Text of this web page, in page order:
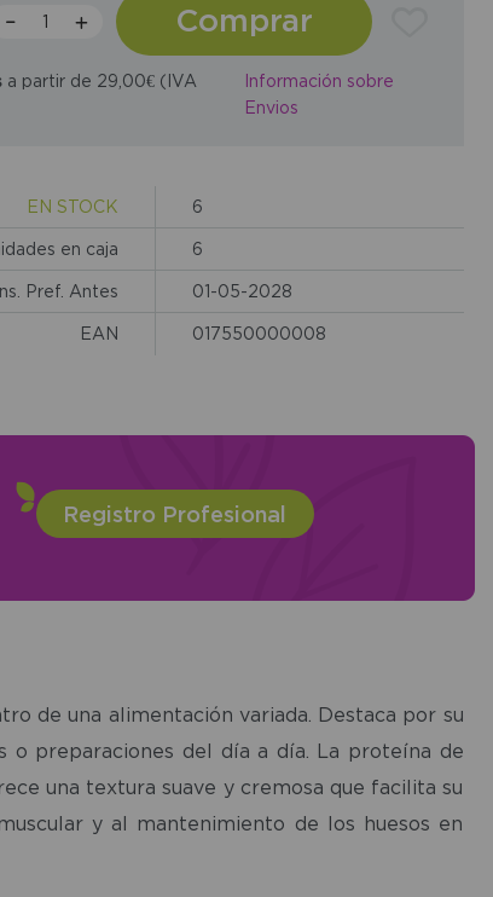
Comprar
a partir de 29,00€ (IVA
Información sobre
Envios
EN STOCK 6
en caja 6
Pref. Antes 01-05-2028
EAN 017550000008
Registro Profesional
de una alimentación variada. Destaca por su
o preparaciones del día a día. La proteína de
una textura suave y cremosa que facilita su
y al mantenimiento de los huesos en